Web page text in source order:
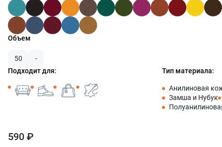
Объем
50
-
Подходит для:
Тип материала:
Анилиновая
Замша и Нубук
590 ₽